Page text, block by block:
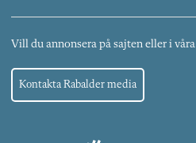
Vill du annonsera på sajten eller i
Kontakta Rabalder media